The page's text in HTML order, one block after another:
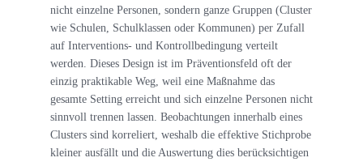
nicht einzelne Personen, sondern ganze Gruppen (Cluster
wie Schulen, Schulklassen oder Kommunen) per Zufall
auf Interventions- und Kontrollbedingung verteilt
werden. Dieses Design ist im Präventionsfeld oft der
einzig praktikable Weg, weil eine Maßnahme das
gesamte Setting erreicht und sich einzelne Personen nicht
sinnvoll trennen lassen. Beobachtungen innerhalb eines
Clusters sind korreliert, weshalb die effektive Stichprobe
kleiner ausfällt und die Auswertung dies berücksichtigen